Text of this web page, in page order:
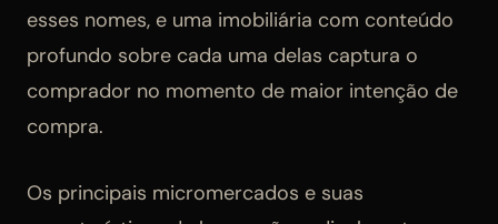
esses nomes, e uma imobiliária com conteúdo
profundo sobre cada uma delas captura o
comprador no momento de maior intenção de
compra.
Os principais micromercados e suas